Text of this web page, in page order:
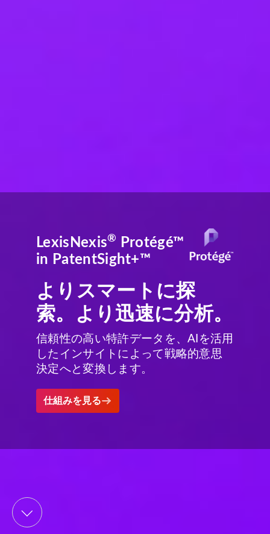
LexisNexis®
Protégé™
in PatentSight+™
よりスマートに探
索。より迅速に分析。
信頼性の高い特許データを、AIを活用
したインサイトによって戦略的意思
決定へと変換します。
仕組みを見る